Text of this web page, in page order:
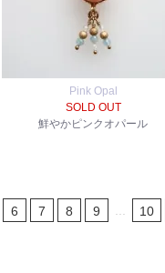
Pink Opal
SOLD OUT
鮮やかピンクオパール
6 7 8 9 10